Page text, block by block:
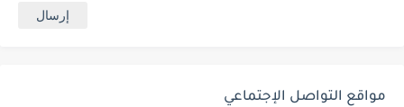
مواقع التواصل الإجتماعي